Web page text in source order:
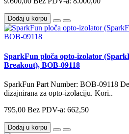
Dodaj u korpu
SparkFun ploča opto-izolator
Breakout), BOB-09118
SparkFun Part Number: BOB-09118
dizajnirana za opto-izolaciju. Kori..
795,00 Bez PDV-a: 662,50
Dodaj u korpu